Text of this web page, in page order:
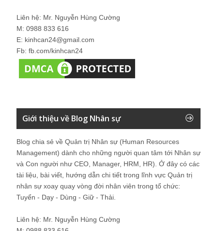
Liên hệ: Mr. Nguyễn Hùng Cường
M: 0988 833 616
E: kinhcan24@gmail.com
Fb: fb.com/kinhcan24
Giới thiệu về Blog Nhân sự
Blog chia sẻ về Quản trị Nhân sự (Human Resources
Management) dành cho những người quan tâm tới Nhân sự
và Con người như CEO, Manager, HRM, HR). Ở đây có các
tài liệu, bài viết, hướng dẫn chi tiết trong lĩnh vực Quản trị
nhân sự xoay quay vòng đời nhân viên trong tổ chức:
Tuyển - Dạy - Dùng - Giữ - Thải.
Liên hệ: Mr. Nguyễn Hùng Cường